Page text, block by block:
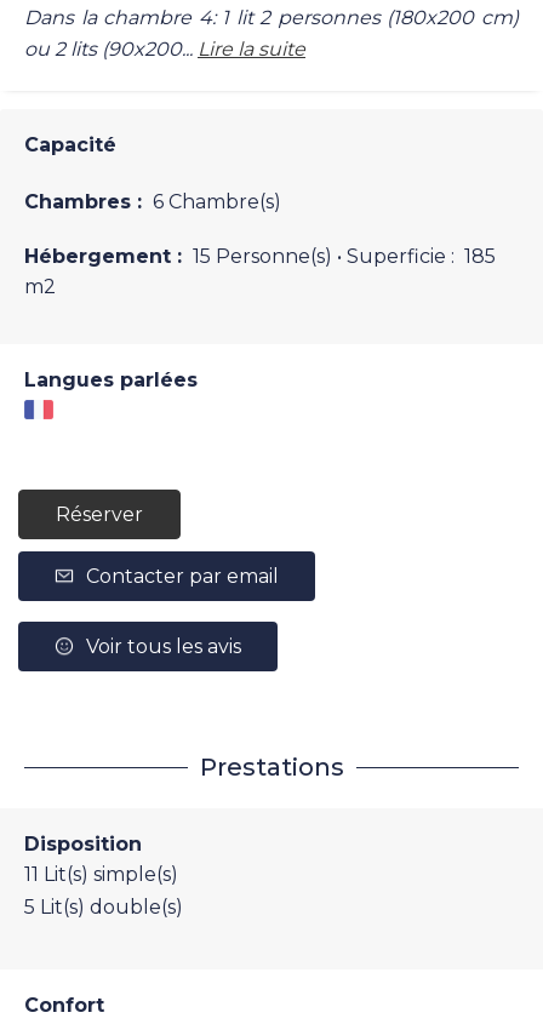
Dans la chambre 4: 1 lit 2 personnes (180x200 cm)
ou 2 lits (90x200... Lire la suite
Capacité
Chambres : 6 Chambre(s)
Hébergement : 15 Personne(s) • Superficie : 185
m2
Langues parlées
Réserver
Contacter par email
Voir tous les avis
Prestations
Disposition
11 Lit(s) simple(s)
5 Lit(s) double(s)
Confort